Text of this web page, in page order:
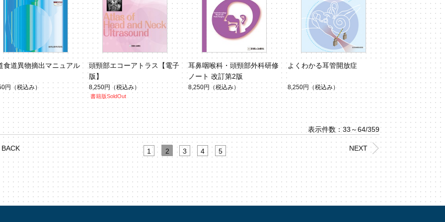
食道異物摘出マニュアル
円 （税込み）
頭頸部エコーアトラス【電子
版】
8,250円 （税込み）
書籍版SoldOut
耳鼻咽喉科・頭頸部外科研修
ノート 改訂第2版
8,250円 （税込み）
よくわかる耳管開放症
8,250円 （税込み）
表示件数：33～64/359
BACK NEXT
1 2 3 4 5